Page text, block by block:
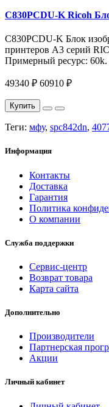
C830PCDU-K Ricoh
C830PCDU-K Блок
принтеров A3 серий
Примерный ресурс: 60k.
49340 ₽ 60910 ₽
Купить
Теги: мфу, spc842dn,
Информация
Контакты
Доставка
Гарантия
Политика
О компании
Служба поддержки
Сервис-центр
Возврат товара
Карта сайта
Дополнительно
Производители
Партнерская
Акции
Личный кабинет